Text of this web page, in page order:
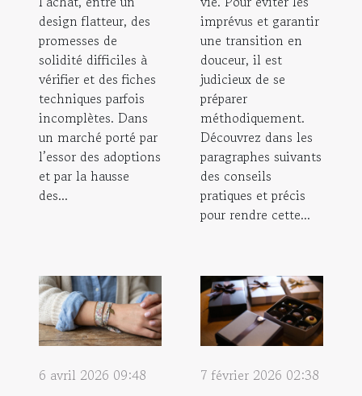
design flatteur, des
promesses de
solidité difficiles à
vérifier et des fiches
techniques parfois
incomplètes. Dans
un marché porté par
l’essor des adoptions
et par la hausse
des...
imprévus et garantir
une transition en
douceur, il est
judicieux de se
préparer
méthodiquement.
Découvrez dans les
paragraphes suivants
des conseils
pratiques et précis
pour rendre cette...
6 avril 2026 09:48
7 février 2026 02:38